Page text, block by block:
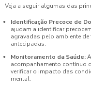
Veja a seguir algumas das
Identificação Precoce de
ajudam a identificar
agravadas pelo ambiente
antecipadas.
Monitoramento da Saúde:
acompanhamento contínuo
verificar o impacto das
mental.